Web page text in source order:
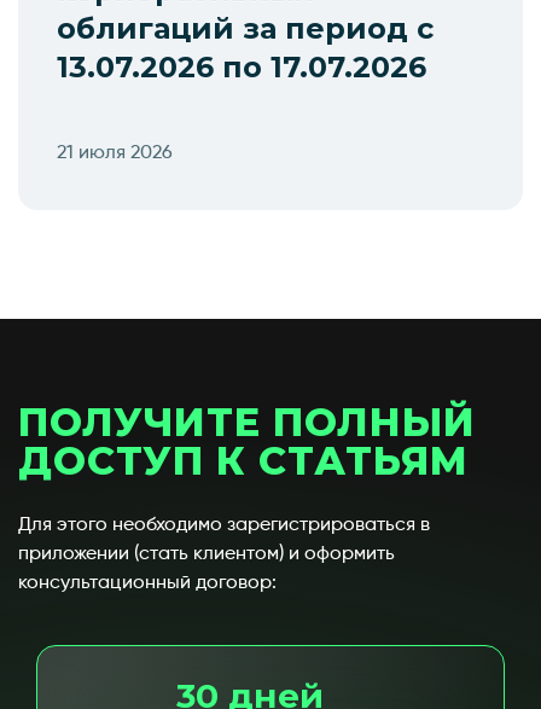
облигаций за период с
13.07.2026 по 17.07.2026
21 июля 2026
ПОЛУЧИТЕ ПОЛНЫЙ
ДОСТУП К СТАТЬЯМ
Для этого необходимо зарегистрироваться в
приложении (стать клиентом) и оформить
консультационный договор:
30 дней